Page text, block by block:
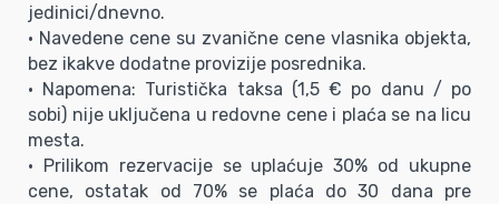
jedinici/dnevno.
• Navedene cene su zvanične cene vlasnika objekta,
bez ikakve dodatne provizije posrednika.
• Napomena: Turistička taksa (1,5 € po danu / po
sobi) nije uključena u redovne cene i plaća se na licu
mesta.
• Prilikom rezervacije se uplaćuje 30% od ukupne
cene, ostatak od 70% se plaća do 30 dana pre